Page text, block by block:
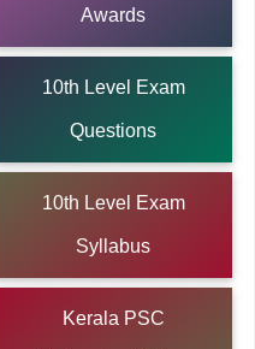
Awards
10th Level Exam
Questions
10th Level Exam
Syllabus
Kerala PSC